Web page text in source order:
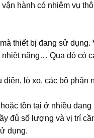
hành có nhiệm vụ
thiết bị đang sử dụng.
năng… Qua đó có
lò xo, các bộ phận
tồn tại ở nhiều dạng
đủ số lượng và vị trí
dụng.